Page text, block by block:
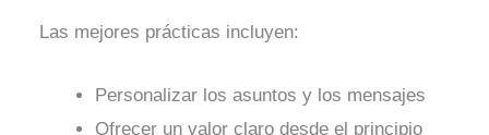
Las mejores prácticas incluyen:
Personalizar los asuntos y los mensajes
Ofrecer un valor claro desde el principio